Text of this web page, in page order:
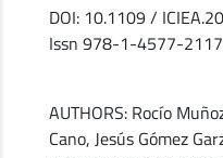
DOI: 10.1109 /
Issn 978-1-4577-
AUTHORS: Rocío
Cano, Jesús Gómez